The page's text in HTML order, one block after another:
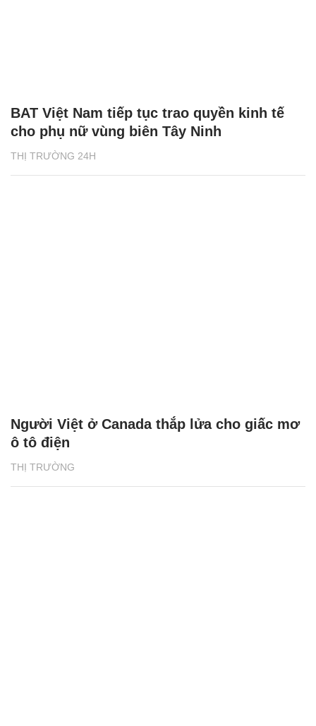
THỊ TRƯỜNG 24H
BAT Việt Nam tiếp tục trao quyền kinh tế
cho phụ nữ vùng biên Tây Ninh
THỊ TRƯỜNG
Người Việt ở Canada thắp lửa cho giấc mơ
ô tô điện